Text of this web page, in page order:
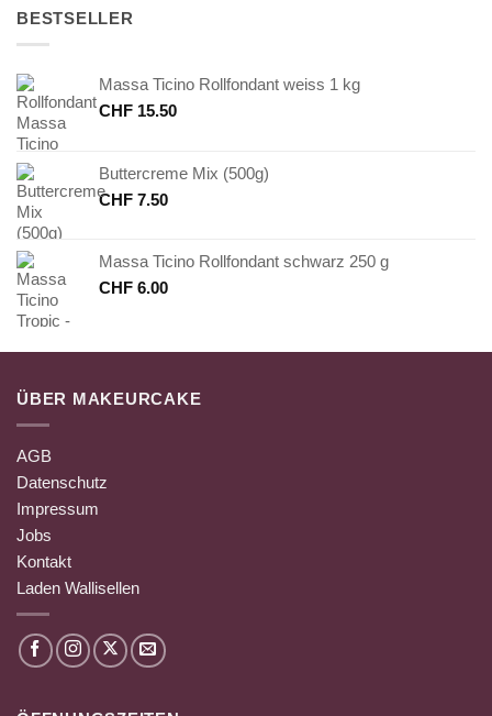
BESTSELLER
Massa Ticino Rollfondant weiss 1 kg
CHF 15.50
Buttercreme Mix (500g)
CHF 7.50
Massa Ticino Rollfondant schwarz 250 g
CHF 6.00
ÜBER MAKEURCAKE
AGB
Datenschutz
Impressum
Jobs
Kontakt
Laden Wallisellen